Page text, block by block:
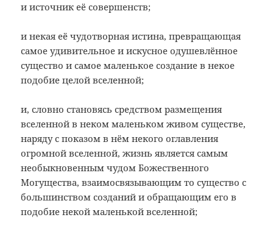
и источник её совершенств;
и некая её чудотворная истина, превращающая
самое удивительное и искусное одушевлённое
существо и самое маленькое создание в некое
подобие целой вселенной;
и, словно становясь средством размещения
вселенной в неком маленьком живом существе,
наряду с показом в нём некого оглавления
огромной вселенной, жизнь является самым
необыкновенным чудом Божественного
Могущества, взаимосвязывающим то существо с
большинством созданий и обращающим его в
подобие некой маленькой вселенной;